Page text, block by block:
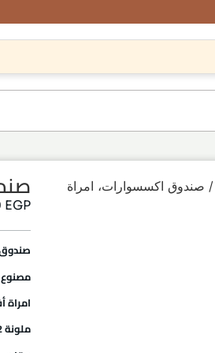
/ صندوق اكسسوارات، امراة
EGP
امراة
ملونة 2